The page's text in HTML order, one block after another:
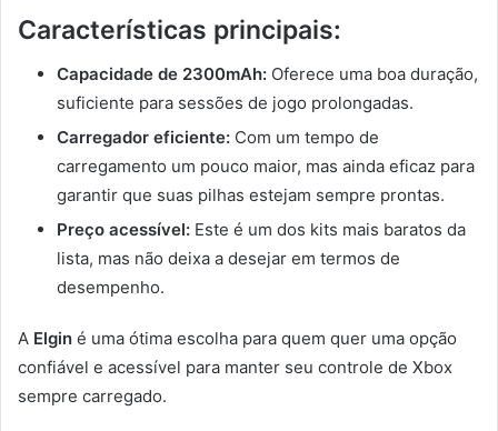
Características principais:
Capacidade de 2300mAh: Oferece uma boa duração,
suficiente para sessões de jogo prolongadas.
Carregador eficiente: Com um tempo de
carregamento um pouco maior, mas ainda eficaz para
garantir que suas pilhas estejam sempre prontas.
Preço acessível: Este é um dos kits mais baratos da
lista, mas não deixa a desejar em termos de
desempenho.
A Elgin é uma ótima escolha para quem quer uma opção
confiável e acessível para manter seu controle de Xbox
sempre carregado.